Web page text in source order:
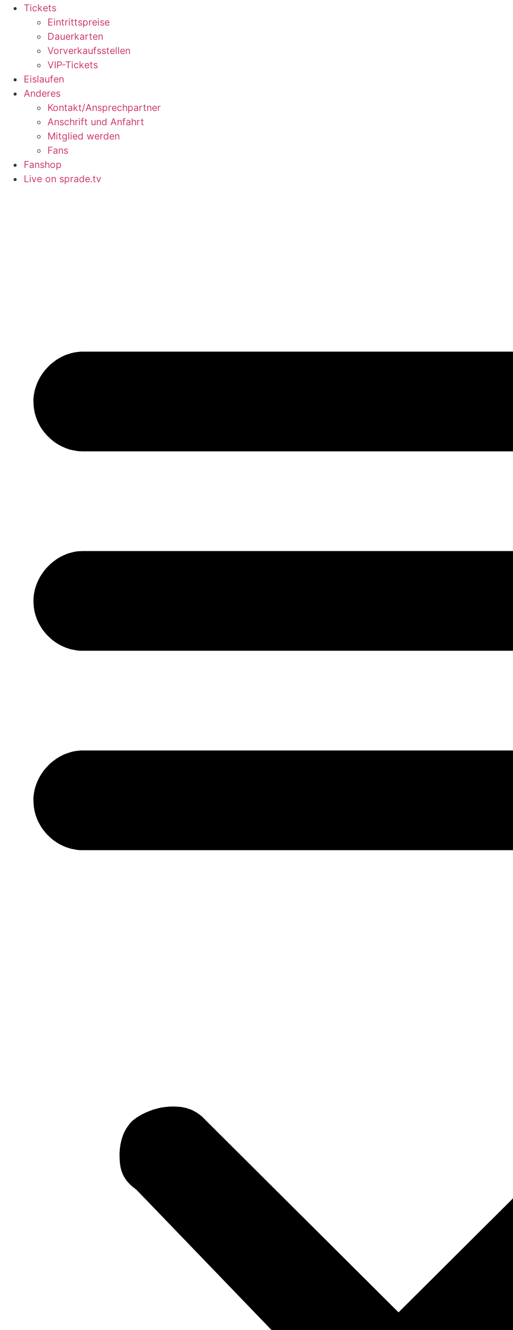
Tickets
Eintrittspreise
Dauerkarten
Vorverkaufsstellen
VIP-Tickets
Eislaufen
Anderes
Kontakt/Ansprechpartner
Anschrift und Anfahrt
Mitglied werden
Fans
Fanshop
Live on sprade.tv